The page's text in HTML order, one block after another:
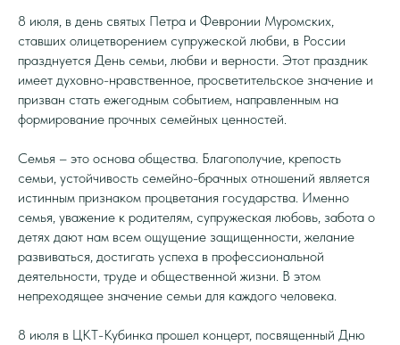
8 июля, в день святых Петра и Февронии Муромских,
ставших олицетворением супружеской любви, в России
празднуется День семьи, любви и верности. Этот праздник
имеет духовно-нравственное, просветительское значение и
призван стать ежегодным событием, направленным на
формирование прочных семейных ценностей.
Семья – это основа общества. Благополучие, крепость
семьи, устойчивость семейно-брачных отношений является
истинным признаком процветания государства. Именно
семья, уважение к родителям, супружеская любовь, забота о
детях дают нам всем ощущение защищенности, желание
развиваться, достигать успеха в профессиональной
деятельности, труде и общественной жизни. В этом
непреходящее значение семьи для каждого человека.
8 июля в ЦКТ-Кубинка прошел концерт, посвященный Дню